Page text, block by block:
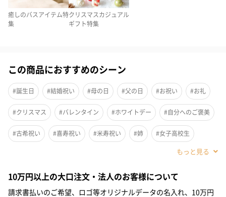
甘く華やかなローズ
高級感あふれる香りをお楽しみいただけます。
【使用方法】
浴槽の湯(約200L)に、本品をスプーン5杯(約40g)を入れてよくか
きまぜてご使用ください。
GROWN UP BY Sweets Maison（グロウンアップバイス
ウィーツメゾン）
癒しのバスアイテム特
集
クリスマスカジュアル
ギフト特集
この商品におすすめのシーン
#誕生日 #結婚祝い #母の日 #父の日 #お祝い #お礼
#クリスマス #バレンタイン #ホワイトデー #自分へのご褒美
#古希祝い #喜寿祝い #米寿祝い #姉 #女子高校生
#取引先女性
#義母 #部下女性 #姪 #娘 #彼女 #妹 #女子大学生
10万円以上の大口注文・法人のお客様について
請求書払いのご希望、ロゴ等オリジナルデータの名入れ、10万円